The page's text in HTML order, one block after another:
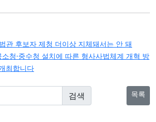
관 후보자 제청 더이상 지체돼서는 안 돼
청·중수청 설치에 따른 형사사법체계 개혁 방
최합니다
목록